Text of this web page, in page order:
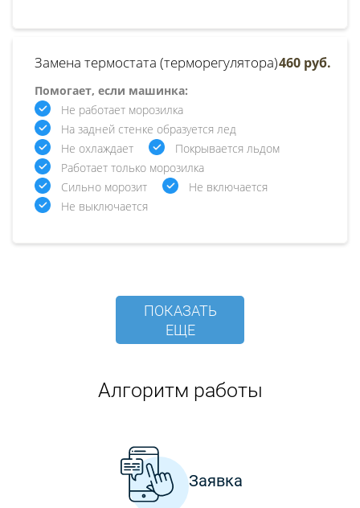
Замена термостата (терморегулятора)
Помогает, если машинка:
Не работает морозилка
На задней стенке образуется лед
Не охлаждает
Покрывается льдом
Работает только морозилка
Сильно морозит
Не включается
Не выключается
460 руб.
ПОКАЗАТЬ
ЕЩЕ
Алгоритм работы
Заявка